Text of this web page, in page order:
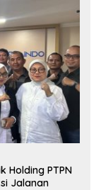
Holding PTPN
Jalanan